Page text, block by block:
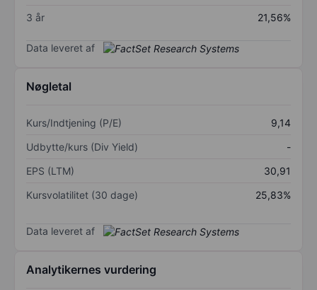
3 år
21,56%
Data leveret af
Nøgletal
Kurs/Indtjening (P/E)
9,14
Udbytte/kurs (Div Yield)
-
EPS (LTM)
30,91
Kursvolatilitet (30 dage)
25,83%
Data leveret af
Analytikernes vurdering